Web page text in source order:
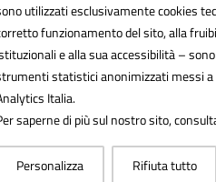
utilizzati esclusivamente cookies
funzionamento del sito, alla
e alla sua accessibilità –
statistici anonimizzati messi a
Italia.
saperne di più sul nostro sito,
Personalizza Rifiuta tutto
Seguici su: